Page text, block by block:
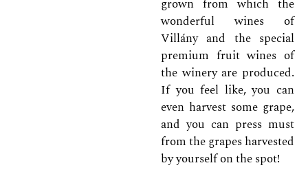
grown from which the
wonderful wines of
Villány and the special
premium fruit wines of
the winery are produced.
If you feel like, you can
even harvest some grape,
and you can press must
from the grapes harvested
by yourself on the spot!